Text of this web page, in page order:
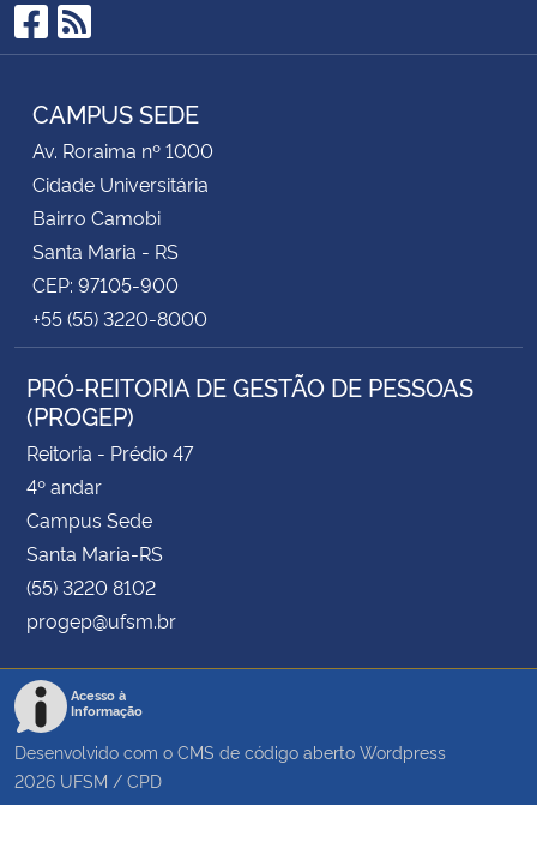
Facebook
RSS
CAMPUS SEDE
Av. Roraima nº 1000
Cidade Universitária
Bairro Camobi
Santa Maria - RS
CEP: 97105-900
+55 (55) 3220-8000
PRÓ-REITORIA DE GESTÃO DE PESSOAS
(PROGEP)
Reitoria - Prédio 47
4º andar
Campus Sede
Santa Maria-RS
(55) 3220 8102
progep@ufsm.br
Acesso à
Informação
Desenvolvido com o CMS de código aberto Wordpress
2026 UFSM / CPD